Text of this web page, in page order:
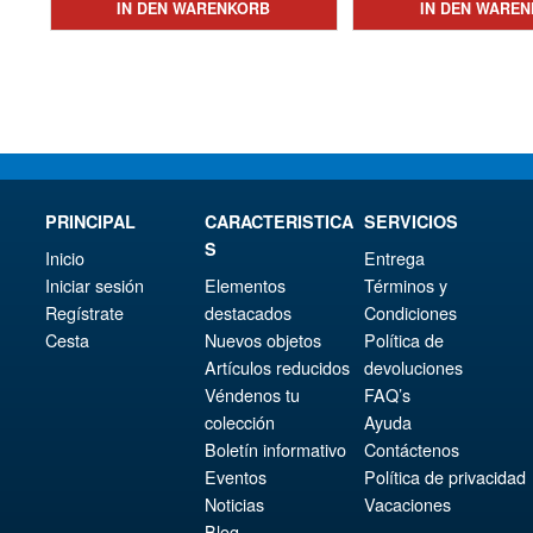
€98.34
ist:
€83.54.
IN DEN WARENKORB
ist:
IN DEN
PRINCIPAL
Inicio
Iniciar sesión
Regístrate
Cesta
CARACTERISTICA
S
Elementos
destacados
Nuevos objetos
Artículos reducidos
Véndenos tu
colección
Boletín informativo
Eventos
Noticias
SERVICIOS
Entrega
Términos y
Condiciones
Política de
devoluciones
FAQ’s
Ayuda
Contáctenos
Política de privacidad
Vacaciones